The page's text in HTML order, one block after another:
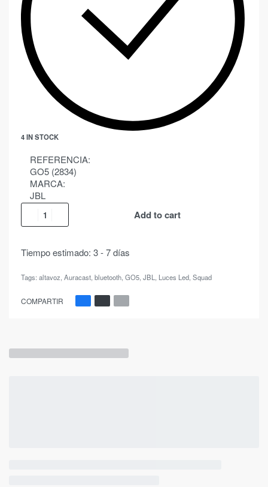
4 IN STOCK
REFERENCIA:
GO5 (2834)
MARCA:
JBL
Add to cart
Tiempo estimado: 3 - 7 días
Tags: altavoz, Auracast, bluetooth, GO5, JBL, Luces Led, Squad
COMPARTIR